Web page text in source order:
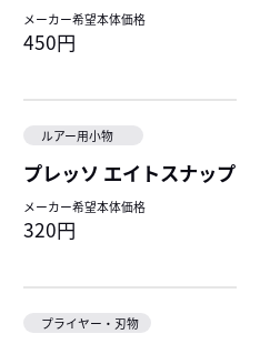
メーカー希望本体価格
450円
ルアー用小物
プレッソ エイトスナップ
メーカー希望本体価格
320円
プライヤー・刃物